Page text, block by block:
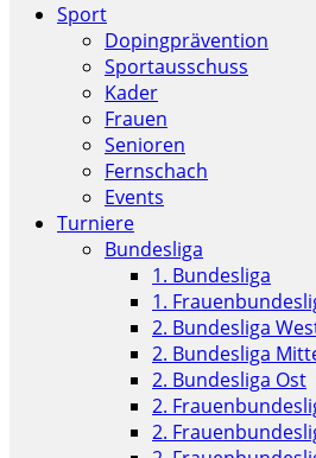
Sport
Dopingprävention
Sportausschuss
Kader
Frauen
Senioren
Fernschach
Events
Turniere
Bundesliga
1. Bundesliga
1.
2. Bundesliga
2. Bundesliga
2. Bundesliga Ost
2.
2.